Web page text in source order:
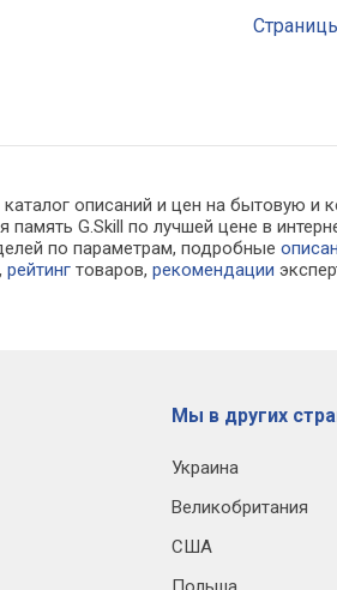
описаний и цен на бытовую и
память G.Skill по лучшей цене в
по параметрам, подробные
рейтинг товаров,рекомендации
Мы в других
Украина
Великобритания
США